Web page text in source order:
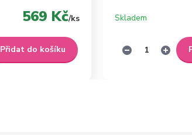
569 Kč/ks
Přidat do košíku
Skladem